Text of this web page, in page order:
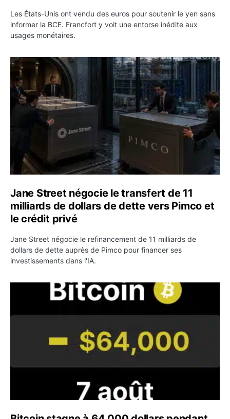
Les États-Unis ont vendu des euros pour soutenir le yen sans
informer la BCE. Francfort y voit une entorse inédite aux
usages monétaires.
Jane Street négocie le transfert de 11 milliards de
Jane Street négocie le transfert de 11
milliards de dollars de dette vers Pimco et
le crédit privé
Jane Street négocie le refinancement de 11 milliards de
dollars de dette auprès de Pimco pour financer ses
investissements dans l'IA.
Bitcoin stagne à 64 000 dollars pendant que les